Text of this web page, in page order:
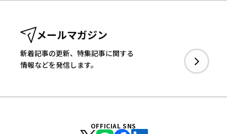
メールマガジン
新着記事の更新、特集記事に関する
情報などを発信します。
OFFICIAL SNS